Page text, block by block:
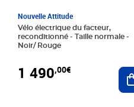
Nouvelle Attitude
Vélo électrique du facteur,
reconditionné - Taille normale -
Noir/ Rouge
1 490,00€